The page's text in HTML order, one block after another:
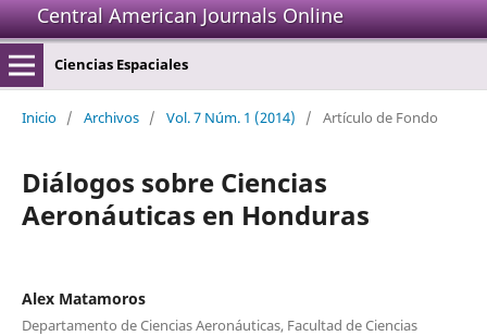
Central American Journals Online
Ciencias Espaciales
Inicio / Archivos / Vol. 7 Núm. 1 (2014) / Artículo de Fondo
Diálogos sobre Ciencias
Aeronáuticas en Honduras
Alex Matamoros
Departamento de Ciencias Aeronáuticas, Facultad de Ciencias